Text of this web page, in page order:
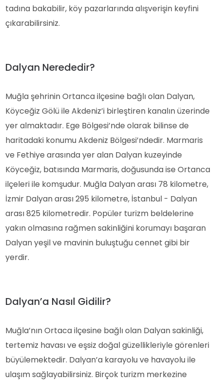
tadına bakabilir, köy pazarlarında alışverişin keyfini
çıkarabilirsiniz.
Dalyan Nerededir?
Muğla şehrinin Ortanca ilçesine bağlı olan Dalyan,
Köyceğiz Gölü ile Akdeniz’i birleştiren kanalın üzerinde
yer almaktadır. Ege Bölgesi’nde olarak bilinse de
haritadaki konumu Akdeniz Bölgesi’ndedir. Marmaris
ve Fethiye arasında yer alan Dalyan kuzeyinde
Köyceğiz, batısında Marmaris, doğusunda ise Ortanca
ilçeleri ile komşudur. Muğla Dalyan arası 78 kilometre,
İzmir Dalyan arası 295 kilometre, İstanbul - Dalyan
arası 825 kilometredir. Popüler turizm beldelerine
yakın olmasına rağmen sakinliğini korumayı başaran
Dalyan yeşil ve mavinin buluştuğu cennet gibi bir
yerdir.
Dalyan’a Nasıl Gidilir?
Muğla’nın Ortaca ilçesine bağlı olan Dalyan sakinliği,
tertemiz havası ve eşsiz doğal güzellikleriyle görenleri
büyülemektedir. Dalyan’a karayolu ve havayolu ile
ulaşım sağlayabilirsiniz. Birçok turizm merkezine